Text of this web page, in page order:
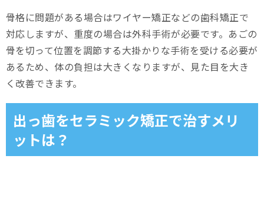
骨格に問題がある場合はワイヤー矯正などの歯科矯正で
対応しますが、重度の場合は外科手術が必要です。あごの
骨を切って位置を調節する大掛かりな手術を受ける必要が
あるため、体の負担は大きくなりますが、見た目を大き
く改善できます。
出っ歯をセラミック矯正で治すメリ
ットは？